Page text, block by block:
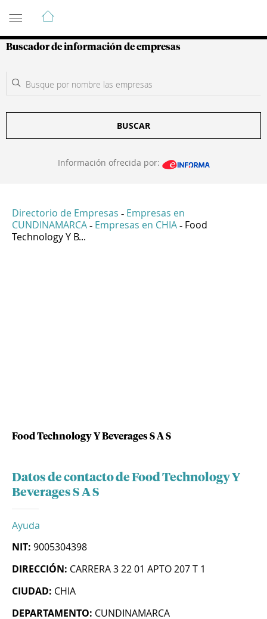
Guía de Empresas Colombianas
Buscador de información de empresas
BUSCAR
Información ofrecida por:
Directorio de Empresas - Empresas en
CUNDINAMARCA - Empresas en CHIA - Food
Technology Y B...
Food Technology Y Beverages S A S
Datos de contacto de Food Technology Y
Beverages S A S
Ayuda
NIT: 9005304398
DIRECCIÓN: CARRERA 3 22 01 APTO 207 T 1
CIUDAD: CHIA
DEPARTAMENTO: CUNDINAMARCA